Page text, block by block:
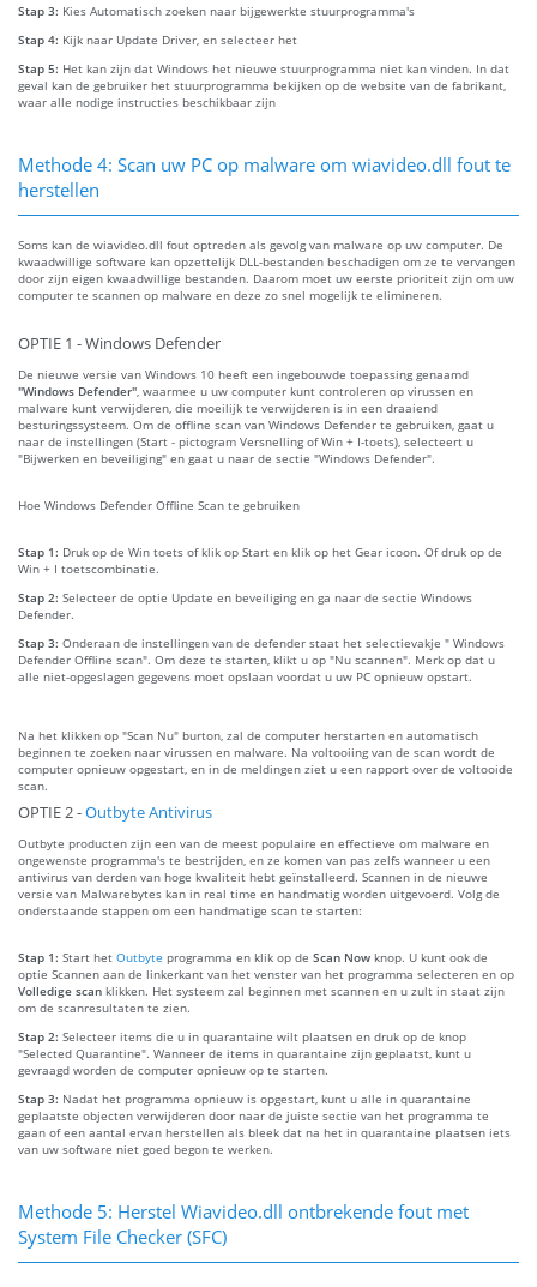
Stap 3: Kies Automatisch zoeken naar bijgewerkte stuurprogramma's
Stap 4: Kijk naar Update Driver, en selecteer het
Stap 5: Het kan zijn dat Windows het nieuwe stuurprogramma niet kan vinden. In dat
geval kan de gebruiker het stuurprogramma bekijken op de website van de fabrikant,
waar alle nodige instructies beschikbaar zijn
Methode 4: Scan uw PC op malware om wiavideo.dll fout te
herstellen
Soms kan de wiavideo.dll fout optreden als gevolg van malware op uw computer. De
kwaadwillige software kan opzettelijk DLL-bestanden beschadigen om ze te vervangen
door zijn eigen kwaadwillige bestanden. Daarom moet uw eerste prioriteit zijn om uw
computer te scannen op malware en deze zo snel mogelijk te elimineren.
OPTIE 1 - Windows Defender
De nieuwe versie van Windows 10 heeft een ingebouwde toepassing genaamd
"Windows Defender" , waarmee u uw computer kunt controleren op virussen en
malware kunt verwijderen, die moeilijk te verwijderen is in een draaiend
besturingssysteem. Om de offline scan van Windows Defender te gebruiken, gaat u
naar de instellingen (Start - pictogram Versnelling of Win + I-toets), selecteert u
"Bijwerken en beveiliging" en gaat u naar de sectie "Windows Defender".
Hoe Windows Defender Offline Scan te gebruiken
Stap 1: Druk op de Win toets of klik op Start en klik op het Gear icoon. Of druk op de
Win + I toetscombinatie.
Stap 2: Selecteer de optie Update en beveiliging en ga naar de sectie Windows
Defender.
Stap 3: Onderaan de instellingen van de defender staat het selectievakje " Windows
Defender Offline scan". Om deze te starten, klikt u op "Nu scannen". Merk op dat u
alle niet-opgeslagen gegevens moet opslaan voordat u uw PC opnieuw opstart.
Na het klikken op "Scan Nu" burton, zal de computer herstarten en automatisch
beginnen te zoeken naar virussen en malware. Na voltooiing van de scan wordt de
computer opnieuw opgestart, en in de meldingen ziet u een rapport over de voltooide
scan.
OPTIE 2 -Outbyte Antivirus
Outbyte producten zijn een van de meest populaire en effectieve om malware en
ongewenste programma's te bestrijden, en ze komen van pas zelfs wanneer u een
antivirus van derden van hoge kwaliteit hebt geïnstalleerd. Scannen in de nieuwe
versie van Malwarebytes kan in real time en handmatig worden uitgevoerd. Volg de
onderstaande stappen om een handmatige scan te starten:
Stap 1: Start het Outbyte programma en klik op de Scan Now knop. U kunt ook de
optie Scannen aan de linkerkant van het venster van het programma selecteren en op
Volledige scan klikken. Het systeem zal beginnen met scannen en u zult in staat zijn
om de scanresultaten te zien.
Stap 2: Selecteer items die u in quarantaine wilt plaatsen en druk op de knop
"Selected Quarantine". Wanneer de items in quarantaine zijn geplaatst, kunt u
gevraagd worden de computer opnieuw op te starten.
Stap 3: Nadat het programma opnieuw is opgestart, kunt u alle in quarantaine
geplaatste objecten verwijderen door naar de juiste sectie van het programma te
gaan of een aantal ervan herstellen als bleek dat na het in quarantaine plaatsen iets
van uw software niet goed begon te werken.
Methode 5: Herstel Wiavideo.dll ontbrekende fout met
System File Checker (SFC)